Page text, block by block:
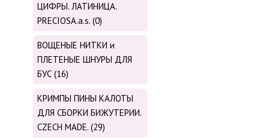
ЦИФРЫ. ЛАТИНИЦА.
PRECIOSA.a.s. (0)
ВОЩЕНЫЕ НИТКИ и
ПЛЕТЕНЫЕ ШНУРЫ ДЛЯ
БУС (16)
КРИМПЫ ПИНЫ КАЛОТЫ
ДЛЯ СБОРКИ БИЖУТЕРИИ.
CZECH MADE. (29)